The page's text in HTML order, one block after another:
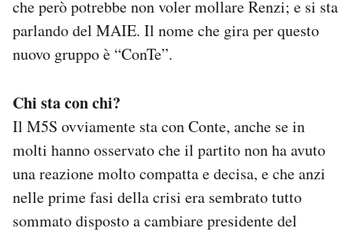
che però potrebbe non voler mollare Renzi; e si sta
parlando del MAIE. Il nome che gira per questo
nuovo gruppo è “ConTe”.
Chi sta con chi?
Il M5S ovviamente sta con Conte, anche se in
molti hanno osservato che il partito non ha avuto
una reazione molto compatta e decisa, e che anzi
nelle prime fasi della crisi era sembrato tutto
sommato disposto a cambiare presidente del